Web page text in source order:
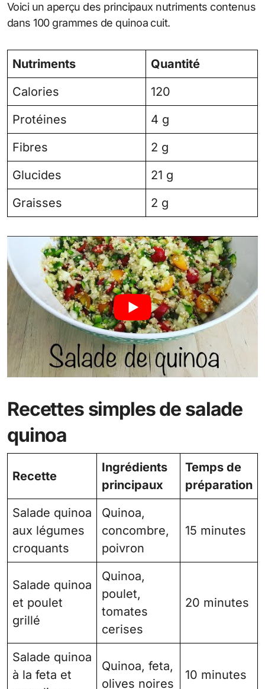
Voici un aperçu des principaux nutriments contenus
dans 100 grammes de quinoa cuit.
Nutriments
Quantité
Calories
120
Protéines
4 g
Fibres
2 g
Glucides
21 g
Graisses
2 g
Recettes simples de salade
quinoa
Recette
Ingrédients
principaux
Temps de
préparation
Salade quinoa
aux légumes
croquants
Quinoa,
concombre,
poivron
15 minutes
Salade quinoa
et poulet
grillé
Quinoa,
poulet,
tomates
cerises
20 minutes
Salade quinoa
à la feta et
Quinoa, feta,
olives noires
10 minutes